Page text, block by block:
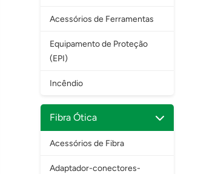
Acessórios de Ferramentas
Equipamento de Proteção
(EPI)
Incêndio
Fibra Ótica
Acessórios de Fibra
Adaptador-conectores-